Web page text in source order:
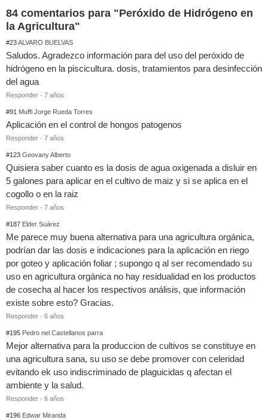
84 comentarios para "Peróxido de Hidrógeno en
la Agricultura"
#23ALVARO BUELVAS
Saludos. Agradezco información para del uso del peróxido de
hidrógeno en la piscicultura. dosis, tratamientos para desinfección
del agua
Responder · 7 años
#91 Muffi Jorge Rueda Torres
Aplicación en el control de hongos patogenos
Responder · 7 años
#123 Geovany Alberto
Quisiera saber cuanto es la dosis de agua oxigenada a disluir en
5 galones para aplicar en el cultivo de maiz y si se aplica en el
cogollo o en la raiz
Responder · 7 años
#187 Elder Suárez
Me parece muy buena alternativa para una agricultura orgánica,
podrían dar las dosis e indicaciones para la aplicación en riego
por goteo y aplicación foliar ; supongo q al ser recomendado su
uso en agricultura orgánica no hay residualidad en los productos
de cosecha al hacer los respectivos análisis, que información
existe sobre esto? Gracias.
Responder · 6 años
#195 Pedro nel Castellanos parra
Mejor alternativa para la produccion de cultivos se constituye en
una agricultura sana, su uso se debe promover con celeridad
evitando ek uso indiscriminado de plaguicidas q afectan el
ambiente y la salud.
Responder · 6 años
#196 Edwar Miranda